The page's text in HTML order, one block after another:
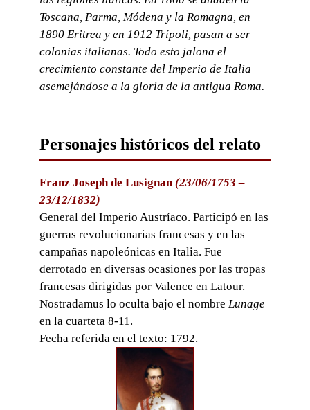
Toscana, Parma, Módena y la Romagna, en
1890 Eritrea y en 1912 Trípoli, pasan a ser
colonias italianas. Todo esto jalona el
crecimiento constante del Imperio de Italia
asemejándose a la gloria de la antigua Roma.
Personajes históricos del relato
Franz Joseph de Lusignan(23/06/1753 –
23/12/1832)
General del Imperio Austríaco. Participó en las
guerras revolucionarias francesas y en las
campañas napoleónicas en Italia. Fue
derrotado en diversas ocasiones por las tropas
francesas dirigidas por Valence en Latour.
Nostradamus lo oculta bajo el nombre Lunage
en la cuarteta 8-11.
Fecha referida en el texto: 1792.